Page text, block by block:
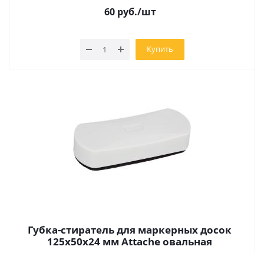
60руб./шт
Купить
Губка-стиратель для маркерных досок
125х50х24 мм Attache овальная